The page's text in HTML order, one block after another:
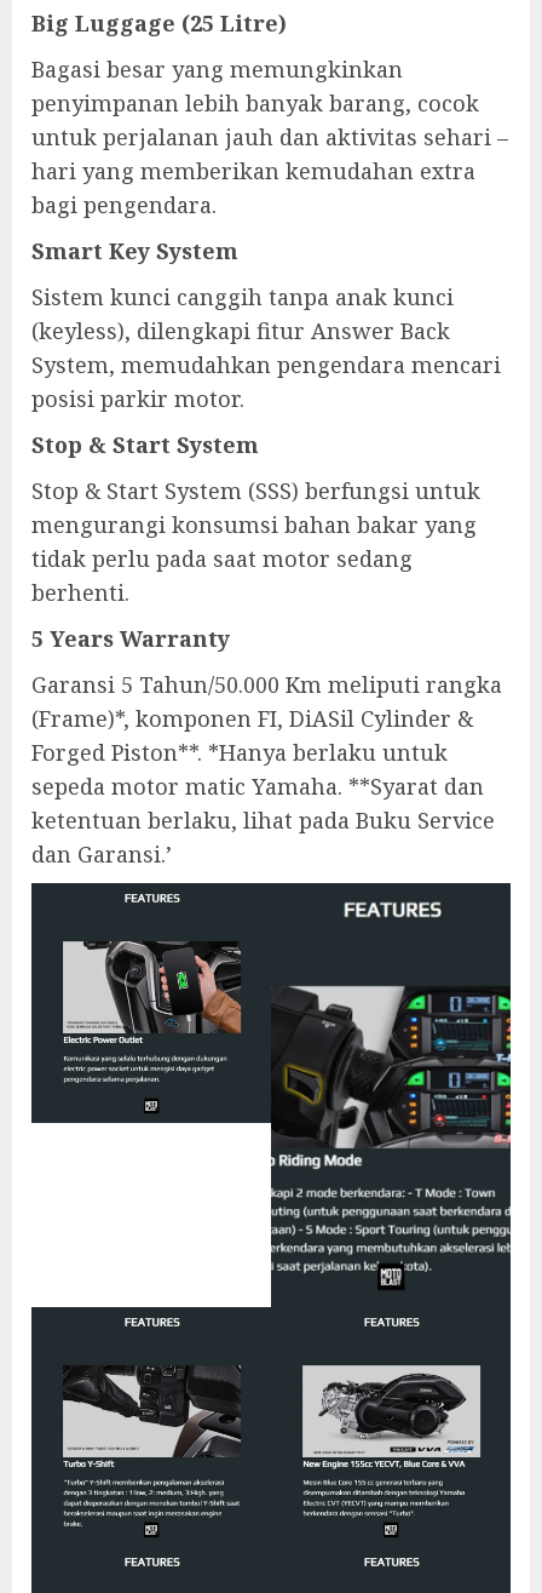
Big Luggage (25 Litre)
Bagasi besar yang memungkinkan
penyimpanan lebih banyak barang, cocok
untuk perjalanan jauh dan aktivitas sehari –
hari yang memberikan kemudahan extra
bagi pengendara.
Smart Key System
Sistem kunci canggih tanpa anak kunci
(keyless), dilengkapi fitur Answer Back
System, memudahkan pengendara mencari
posisi parkir motor.
Stop & Start System
Stop & Start System (SSS) berfungsi untuk
mengurangi konsumsi bahan bakar yang
tidak perlu pada saat motor sedang
berhenti.
5 Years Warranty
Garansi 5 Tahun/50.000 Km meliputi rangka
(Frame)*, komponen FI, DiASil Cylinder &
Forged Piston**. *Hanya berlaku untuk
sepeda motor matic Yamaha. **Syarat dan
ketentuan berlaku, lihat pada Buku Service
dan Garansi.’